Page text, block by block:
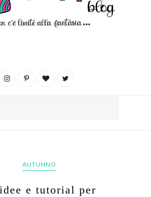
AUTUNNO
e tutorial per